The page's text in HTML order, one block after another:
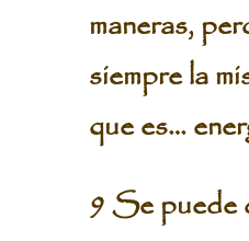
maneras,
siempre la
que es…
9 Se puede